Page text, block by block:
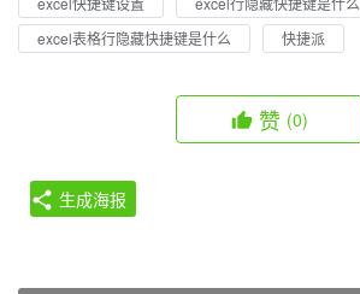
excel表格行隐藏快捷键是什么
快捷派
赞 (0)
生成海报